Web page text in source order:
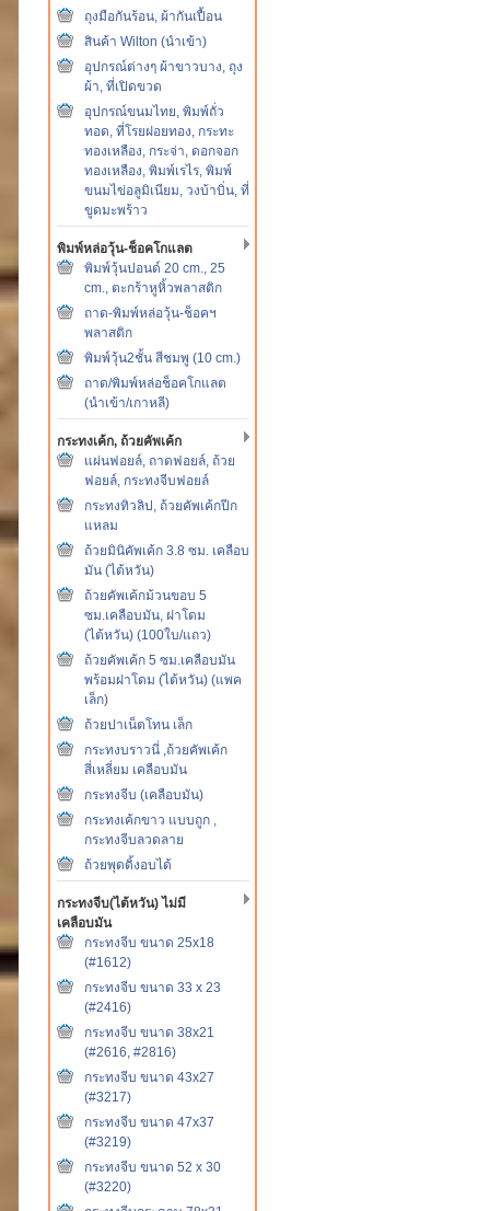
ถุงมือกันร้อน, ผ้ากันเปื้อน
สินค้า Wilton (นำเข้า)
อุปกรณ์ต่างๆ ผ้าขาวบาง, ถุง
ผ้า, ที่เปิดขวด
อุปกรณ์ขนมไทย, พิมพ์ถั่ว
ทอด, ที่โรยฝอยทอง, กระทะ
ทองเหลือง, กระจ่า, ดอกจอก
ทองเหลือง, พิมพ์เรไร, พิมพ์
ขนมไข่อลูมิเนียม, วงบ้าบิ่น, ที่
ขูดมะพร้าว
พิมพ์หล่อวุ้น-ช็อคโกแลต
พิมพ์วุ้นปอนด์ 20 cm., 25
cm., ตะกร้าหูหิ้วพลาสติก
ถาด-พิมพ์หล่อวุ้น-ช็อคฯ
พลาสติก
พิมพ์วุ้น2ชั้น สีชมพู (10 cm.)
ถาด/พิมพ์หล่อช็อคโกแลต
(นำเข้า/เกาหลี)
กระทงเค้ก, ถ้วยคัพเค้ก
แผ่นฟอยล์, ถาดฟอยล์, ถ้วย
ฟอยล์, กระทงจีบฟอยล์
กระทงทิวลิป, ถ้วยคัพเค้กปีก
แหลม
ถ้วยมินิคัพเค้ก 3.8 ซม. เคลือบ
มัน (ไต้หวัน)
ถ้วยคัพเค้กม้วนขอบ 5
ซม.เคลือบมัน, ฝาโดม
(ไต้หวัน) (100ใบ/แถว)
ถ้วยคัพเค้ก 5 ซม.เคลือบมัน
พร้อมฝาโดม (ไต้หวัน) (แพค
เล็ก)
ถ้วยปาเน็ตโทน เล็ก
กระทงบราวนี่ ,ถ้วยคัพเค้ก
สี่เหลี่ยม เคลือบมัน
กระทงจีบ (เคลือบมัน)
กระทงเค้กขาว แบบถูก ,
กระทงจีบลวดลาย
ถ้วยพุดดิ้งอบได้
กระทงจีบ(ไต้หวัน) ไม่มี
เคลือบมัน
กระทงจีบ ขนาด 25x18
(#1612)
กระทงจีบ ขนาด 33 x 23
(#2416)
กระทงจีบ ขนาด 38x21
(#2616, #2816)
กระทงจีบ ขนาด 43x27
(#3217)
กระทงจีบ ขนาด 47x37
(#3219)
กระทงจีบ ขนาด 52 x 30
(#3220)